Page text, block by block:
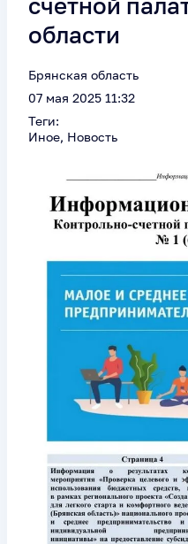
счетной
области
Брянская область
07 мая 2025 11:32
Теги:
Иное, Новость